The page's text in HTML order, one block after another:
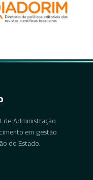
de Administração
em gestão
do Estado.